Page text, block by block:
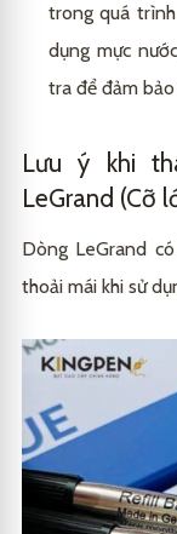
trong quá
dụng mực
tra để đảm
Lưu ý khi
LeGrand (Cỡ
Dòng LeGrand
thoải mái khi sử